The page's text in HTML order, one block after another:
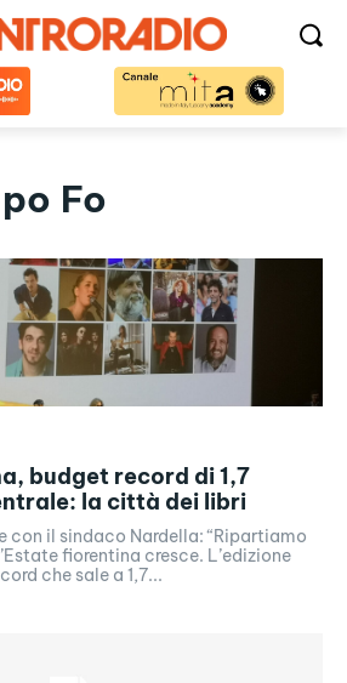
Fo
budget record di 1,7
la città dei libri
con il sindaco Nardella: “Ripartiamo
fiorentina cresce. L’edizione
che sale a 1,7...